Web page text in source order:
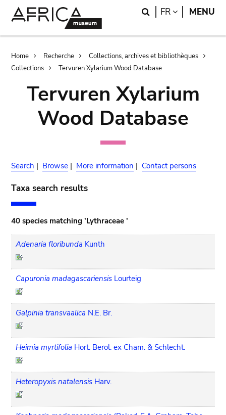
Search
FR LANGUAGE
MENU
Breadcrumb
Home Recherche
Collections, archives et bibliothèques
Collections
Tervuren Xylarium Wood Database
Tervuren Xylarium
Wood Database
Search | Browse | More information | Contact persons
Taxa search results
40 species matching 'Lythraceae '
Adenaria floribunda Kunth
Capuronia madagascariensis Lourteig
Galpinia transvaalica N.E. Br.
Heimia myrtifolia Hort. Berol. ex Cham. & Schlecht.
Heteropyxis natalensis Harv.